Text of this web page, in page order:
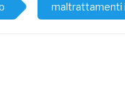
maltrattamenti